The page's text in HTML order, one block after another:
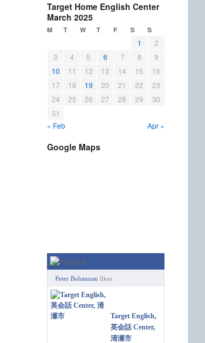
Target Home English Center
March 2025
M T W T F S S
1
2
3
4 5 6 7 8
9
10
11 12 13 14 15
16
17
18 19 20 21 22
23
24
25 26 27 28 29
30
31
« Feb
Apr »
Google Maps
Peter Bohannan likes
Target English,
英会話 Center,
清瀬市